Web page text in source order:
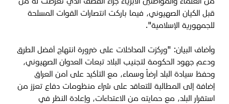
قبل الكيان الصهيوني، فيما باركت انتصارات القوات المسلحة
للجمهورية الإسلامية".
وأضاف البيان: "وركزت المداخلات على ضرورة انتهاج أفضل الطرق
ودعم جهود الحكومة لتجنيب البلاد تبعات العدوان الصهيوني،
وحفظ سيادة البلد أرضاً وسماء، مع التأكيد على أمن العراق
إضافة إلى المطالبة للتعاقد على شراء منظومات دفاع تعزز من
استقرار البلد، مع حمايته من الاعتداءات، وإعادة النظر في